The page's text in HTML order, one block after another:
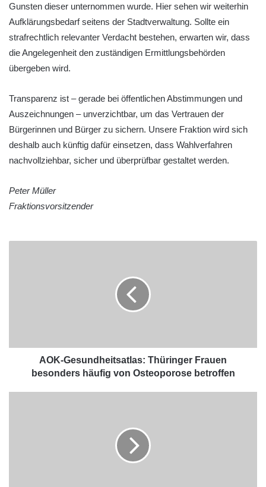
Gunsten dieser unternommen wurde. Hier sehen wir weiterhin
Aufklärungsbedarf seitens der Stadtverwaltung. Sollte ein
strafrechtlich relevanter Verdacht bestehen, erwarten wir, dass
die Angelegenheit den zuständigen Ermittlungsbehörden
übergeben wird.
Transparenz ist – gerade bei öffentlichen Abstimmungen und
Auszeichnungen – unverzichtbar, um das Vertrauen der
Bürgerinnen und Bürger zu sichern. Unsere Fraktion wird sich
deshalb auch künftig dafür einsetzen, dass Wahlverfahren
nachvollziehbar, sicher und überprüfbar gestaltet werden.
Peter Müller
Fraktionsvorsitzender
AOK-Gesundheitsatlas: Thüringer Frauen
besonders häufig von Osteoporose betroffen